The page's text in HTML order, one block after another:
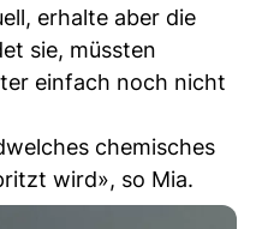
erhalte aber die
sie, müssten
einfach noch nicht
chemisches
wird», so Mia.